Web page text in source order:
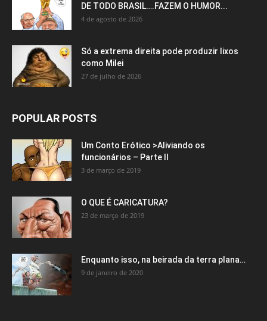
DE TODO BRASIL….FAZEM O HUMOR...
4 de agosto de 2026
Só a extrema direita pode produzir lixos
como Milei
27 de julho de 2026
POPULAR POSTS
Um Conto Erótico >Aliviando os
funcionários – Parte II
3 de março de 2019
O QUE É CARICATURA?
23 de março de 2019
Enquanto isso, na beirada da terra plana…
9 de janeiro de 2020